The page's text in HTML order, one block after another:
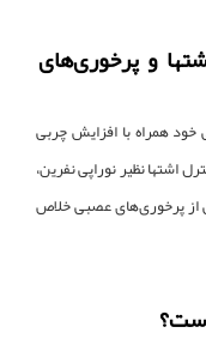
و پرخوری‌های
همراه با افزایش چربی
نظیر نوراپی نفرین،
از پرخوری‌های عصبی خلاص